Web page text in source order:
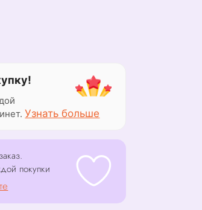
Узнать больше
покупки